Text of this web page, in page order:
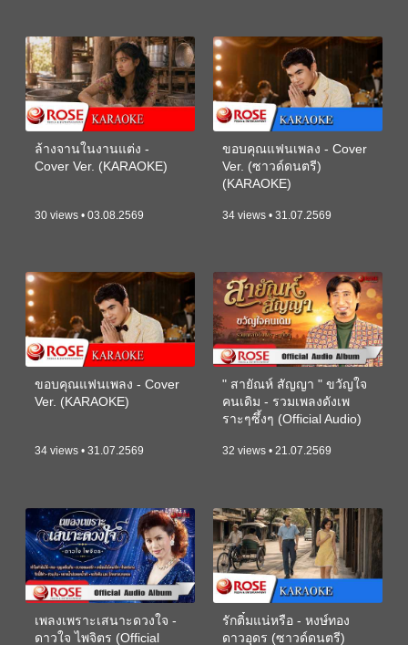
ล้างจานในงานแต่ง -
Cover Ver. (KARAOKE)
30 views • 03.08.2569
ขอบคุณแฟนเพลง - Cover
Ver. (ซาวด์ดนตรี)
(KARAOKE)
34 views • 31.07.2569
ขอบคุณแฟนเพลง - Cover
Ver. (KARAOKE)
34 views • 31.07.2569
" สายัณห์ สัญญา " ขวัญใจ
คนเดิม - รวมเพลงดังเพ
ราะๆซึ้งๆ (Official Audio)
32 views • 21.07.2569
เพลงเพราะเสนาะดวงใจ -
ดาวใจ ไพจิตร (Official
รักติ๋มแน่หรือ - หงษ์ทอง
ดาวอุดร (ซาวด์ดนตรี)